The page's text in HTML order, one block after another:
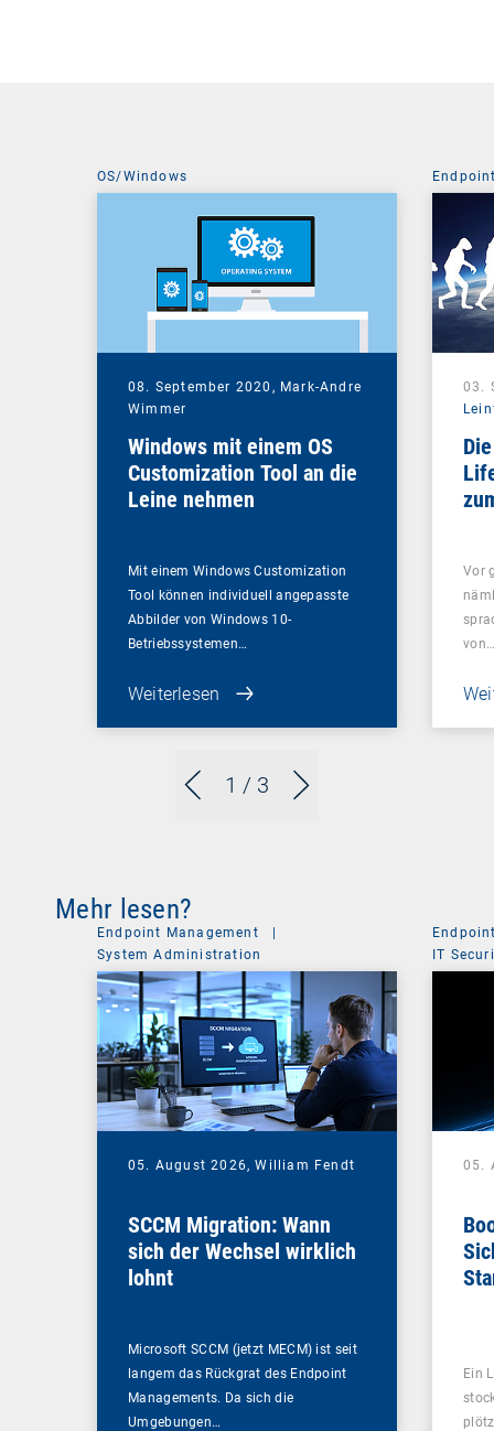
1 / 3
OS/Windows
08. September 2020, Mark-Andre
Wimmer
Windows mit einem OS
Customization Tool an die
Leine nehmen
Mit einem Windows Customization
Tool können individuell angepasste
Abbilder von Windows 10-
Betriebssystemen…
Weiterlesen
03.
Vor
Mehr lesen?
Endpoint Management
System Administration
05. August 2026,William Fendt
SCCM Migration: Wann
sich der Wechsel wirklich
lohnt
Microsoft SCCM (jetzt MECM) ist seit
langem das Rückgrat des Endpoint
Managements. Da sich die
Umgebungen…
IT
05.
Ein